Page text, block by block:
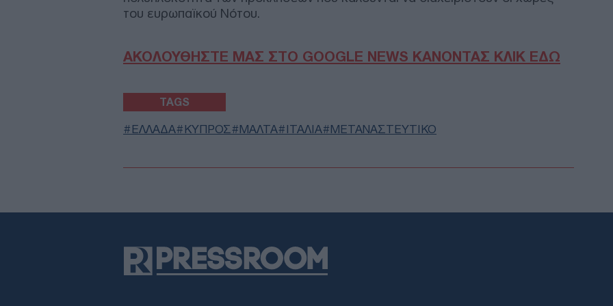
του ευρωπαϊκού Νότου.
ΑΚΟΛΟΥΘΗΣΤΕ ΜΑΣ ΣΤΟ GOOGLE NEWS ΚΑΝΟΝΤΑΣ ΚΛΙΚ ΕΔΩ
TAGS
ΕΛΛΑΔΑ ΚΥΠΡΟΣ ΜΑΛΤΑ ΙΤΑΛΙΑ ΜΕΤΑΝΑΣΤΕΥΤΙΚΟ